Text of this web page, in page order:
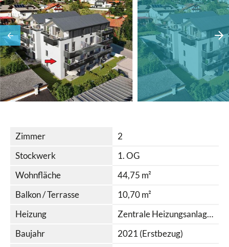
Zimmer
2
Stockwerk
1. OG
Wohnfläche
44,75 m²
Balkon / Terrasse
10,70 m²
Heizung
Zentrale Heizungsanlage - Gas, Fußbodenheizung
Baujahr
2021 (Erstbezug)